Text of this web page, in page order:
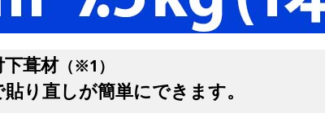
葺材（※1）
り直しが簡単にできます。